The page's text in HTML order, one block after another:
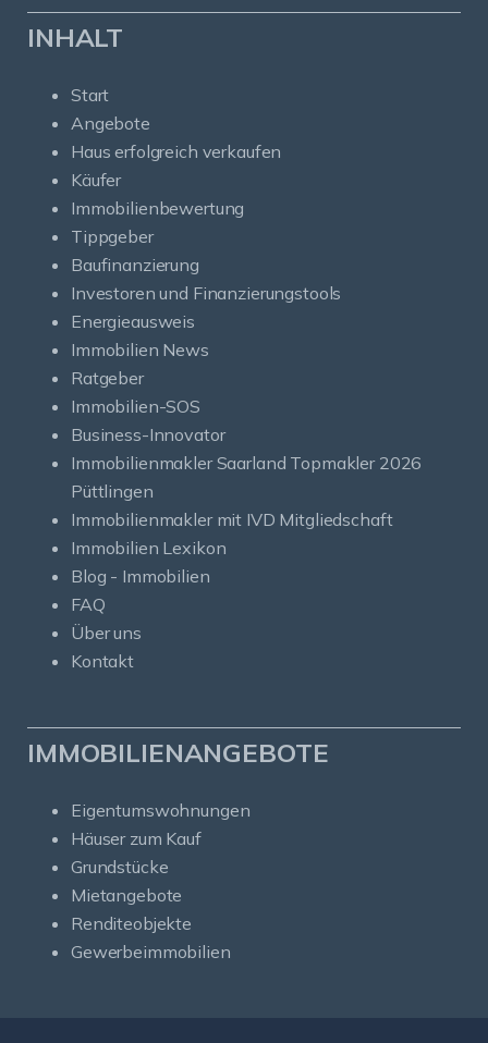
INHALT
Start
Angebote
Haus erfolgreich verkaufen
Käufer
Immobilienbewertung
Tippgeber
Baufinanzierung
Investoren und Finanzierungstools
Energieausweis
Immobilien News
Ratgeber
Immobilien-SOS
Business-Innovator
Immobilienmakler Saarland Topmakler 2026
Püttlingen
Immobilienmakler mit IVD Mitgliedschaft
Immobilien Lexikon
Blog - Immobilien
FAQ
Über uns
Kontakt
IMMOBILIENANGEBOTE
Eigentumswohnungen
Häuser zum Kauf
Grundstücke
Mietangebote
Renditeobjekte
Gewerbeimmobilien